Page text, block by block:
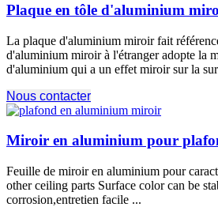
Plaque en tôle d'aluminium
La plaque d'aluminium miroir fait
d'aluminium miroir à l'étranger adopte la
d'aluminium qui a un effet miroir sur la
Nous contacter
Miroir en aluminium pour
Feuille de miroir en aluminium pour
other ceiling parts Surface color can be
corrosion,entretien facile ...